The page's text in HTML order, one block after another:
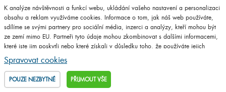
Barbora Stoklasová
Máte dotaz? Ptejte se
+420461 653 937
Po - Pá: 8-17 hod.
info@drevojas.cz
K analýze návštěvnosti a funkcí webu, ukládání vašeho nastavení a personalizaci
obsahu a reklam využíváme cookies. Informace o tom, jak náš web používáte,
sdílíme se svými partnery pro sociální média, inzerci a analýzy, kteří mohou být
ze zemí mimo EU. Partneři tyto údaje mohou zkombinovat s dalšími informacemi,
které jste jim poskytli nebo které získali v důsledku toho, že používáte jejich
služby.
Podrobné informace
Spravovat cookies
POUZE NEZBYTNÉ PŘIJMOUT VŠE